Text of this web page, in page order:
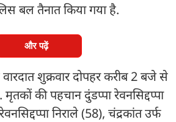
बल तैनात किया गया है.
और पढ़ें
शुक्रवार दोपहर करीब 2 बजे से
की पहचान दुंडप्पा रेवनसिद्दप्पा
निराले (58), चंद्रकांत उर्फ